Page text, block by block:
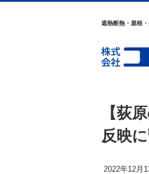
遮熱断熱・屋根
【荻
反映
2022年12月